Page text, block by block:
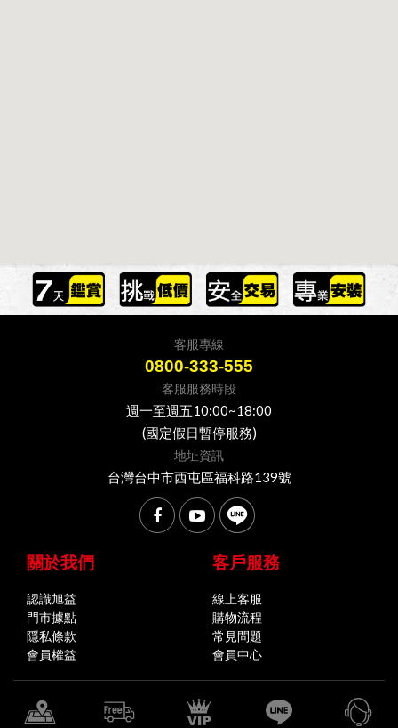
客服專線
0800-333-555
客服服務時段
週一至週五10:00~18:00
(國定假日暫停服務)
地址資訊
台灣台中市西屯區福科路139號
關於我們
認識旭益
門市據點
隱私條款
會員權益
客戶服務
線上客服
購物流程
常見問題
會員中心